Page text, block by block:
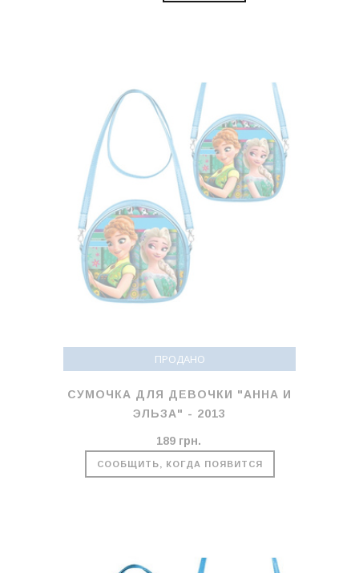
ПРОДАНО
СУМОЧКА ДЛЯ ДЕВОЧКИ "АННА И
ЭЛЬЗА" - 2013
189 грн.
СООБЩИТЬ, КОГДА ПОЯВИТСЯ